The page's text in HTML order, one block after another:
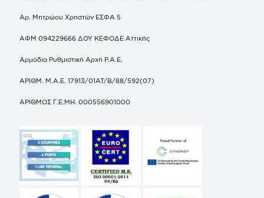
Αρ. Μητρώου Χρηστών ΕΣΦΑ 5
ΑΦΜ 094229666 ΔΟΥ ΚΕΦΟΔΕ Αττικής
Αρμόδια Ρυθμιστική Αρχή Ρ.Α.Ε.
ΑΡΙΘΜ. Μ.Α.Ε. 17913/01ΑΤ/Β/88/592(07)
ΑΡΙΘΜΟΣ Γ.Ε.ΜΗ. 000556901000